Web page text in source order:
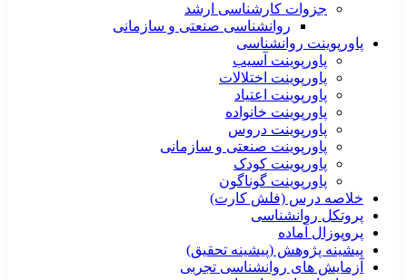
جزوات کارشناسی ارشد
روانشناسی صنعتی و سازمانی
پاورپوینت روانشناسی
پاورپوینت آسیب
پاورپوینت اختلالات
پاورپوینت اعتیاد
پاورپوینت خانواده
پاورپوینت دروس
پاورپوینت صنعتی و سازمانی
پاورپوینت کودک
پاورپوینت گوناگون
خلاصه درس (فلش کارت)
پروتکل روانشناسی
پروپوزال آماده
پیشینه پژوهش (پیشینه تحقیق)
آزمایش های روانشناسی تجربی